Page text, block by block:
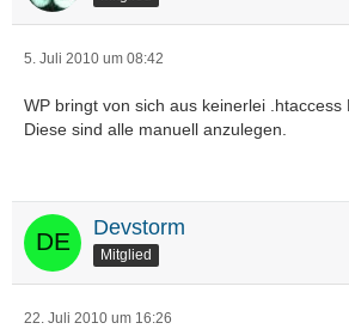
5. Juli 2010 um 08:42
WP bringt von sich aus keinerlei .htaccess
Diese sind alle manuell anzulegen.
Devstorm
Mitglied
22. Juli 2010 um 16:26